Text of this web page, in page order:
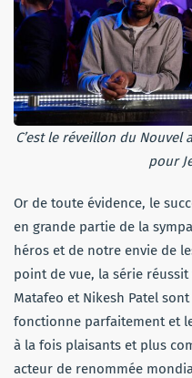
C’est le réveillon du Nouvel
pour
Or de toute évidence, le
en grande partie de la
héros et de notre envie de
point de vue, la série
Matafeo et Nikesh Patel
fonctionne parfaitement et
à la fois plaisants et plus
acteur de renommée